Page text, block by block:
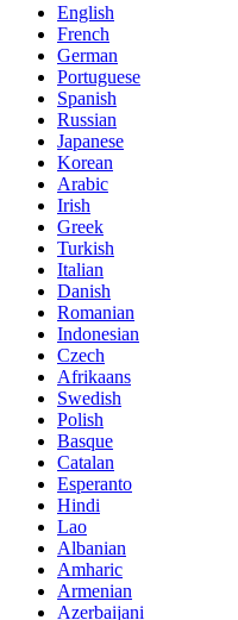
English
French
German
Portuguese
Spanish
Russian
Japanese
Korean
Arabic
Irish
Greek
Turkish
Italian
Danish
Romanian
Indonesian
Czech
Afrikaans
Swedish
Polish
Basque
Catalan
Esperanto
Hindi
Lao
Albanian
Amharic
Armenian
Azerbaijani